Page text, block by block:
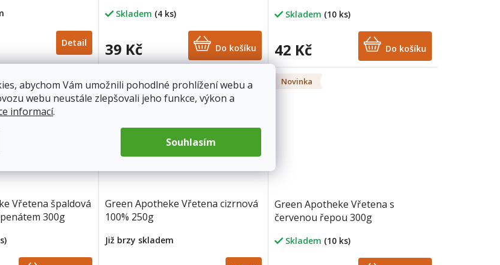
abychom Vám umožnili pohodlné prohlížení webu a
webu neustále zlepšovali jeho funkce, výkon a
informací.
Souhlasím
Detail
Skladem (4 ks)
39 Kč Do košíku
Skladem (10 ks)
42 Kč Do košíku
Vřetena špaldová
300g
Novinka
Green Apotheke Vřetena cizrnová
100% 250g
Již brzy skladem
Novinka
Green Apotheke Vřetena s
červenou řepou 300g
Skladem (10 ks)